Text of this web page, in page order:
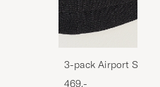
3-pack Airport
Melange
469,-